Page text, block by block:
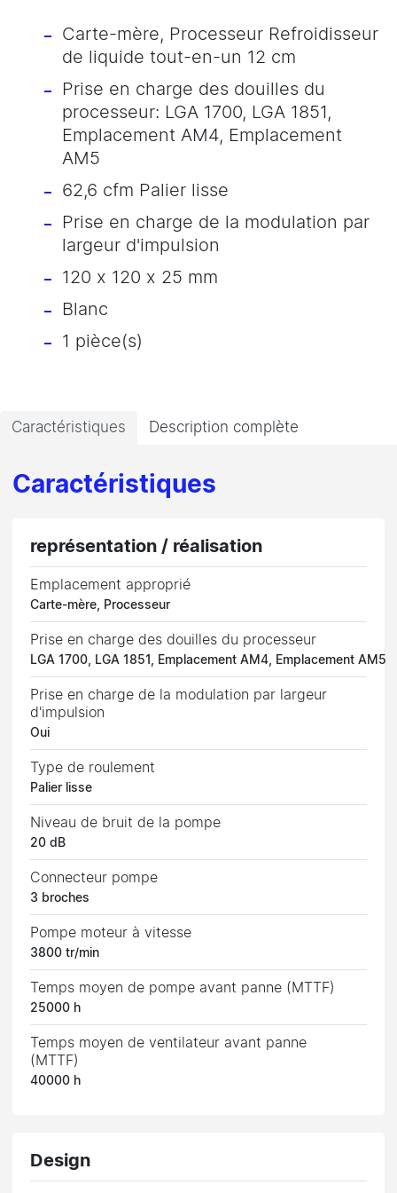
Carte-mère, Processeur Refroidisseur
de liquide tout-en-un 12 cm
Prise en charge des douilles du
processeur: LGA 1700, LGA 1851,
Emplacement AM4, Emplacement
AM5
62,6 cfm Palier lisse
Prise en charge de la modulation par
largeur d'impulsion
120 x 120 x 25 mm
Blanc
1 pièce(s)
Caractéristiques Description complète
Caractéristiques
représentation / réalisation
Emplacement approprié
Carte-mère, Processeur
Prise en charge des douilles du processeur
LGA 1700, LGA 1851, Emplacement AM4, Emplacement AM5
Prise en charge de la modulation par largeur
d'impulsion
Oui
Type de roulement
Palier lisse
Niveau de bruit de la pompe
20 dB
Connecteur pompe
3 broches
Pompe moteur à vitesse
3800 tr/min
Temps moyen de pompe avant panne (MTTF)
25000 h
Temps moyen de ventilateur avant panne
(MTTF)
40000 h
Design